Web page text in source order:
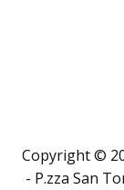
Copyright ©
- P.zza San